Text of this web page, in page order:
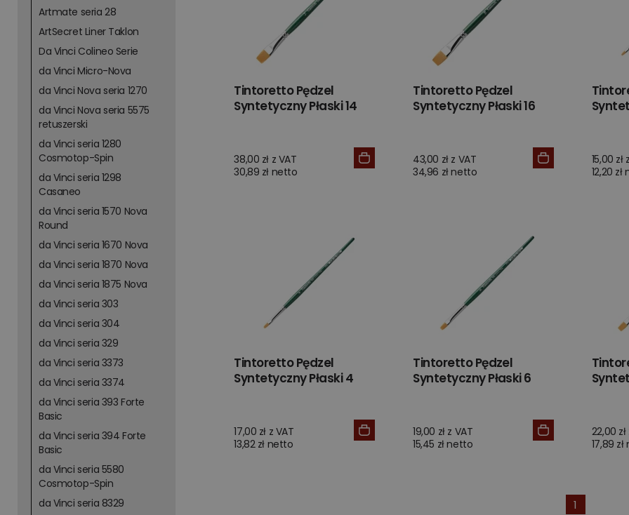
Artmate seria 28
ArtSecret Liner Taklon
Da Vinci Colineo Serie
da Vinci Micro-Nova
da Vinci Nova seria 1270
da Vinci Nova seria 5575
retuszerski
da Vinci seria 1280
Cosmotop-Spin
da Vinci seria 1298
Casaneo
da Vinci seria 1570 Nova
Round
da Vinci seria 1670 Nova
da Vinci seria 1870 Nova
da Vinci seria 1875 Nova
da Vinci seria 303
da Vinci seria 304
da Vinci seria 329
da Vinci seria 3373
da Vinci seria 3374
da Vinci seria 393 Forte
Basic
da Vinci seria 394 Forte
Basic
da Vinci seria 5580
Cosmotop-Spin
da Vinci seria 8329
Tintoretto Pędzel
Syntetyczny Płaski 14
38,00 zł z VAT
30,89 zł netto
Tintoretto Pędzel
Syntetyczny Płaski 16
43,00 zł z VAT
34,96 zł netto
15,00 zł
12,20
Tintoretto Pędzel
Syntetyczny Płaski 4
17,00 zł z VAT
13,82 zł netto
Tintoretto Pędzel
Syntetyczny Płaski 6
19,00 zł z VAT
15,45 zł netto
22,00 zł
17,89
1